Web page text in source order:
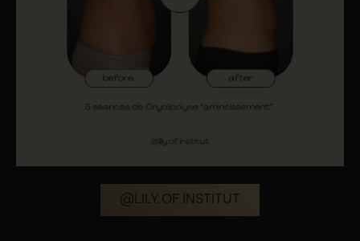
@LILY.OF.INSTITUT